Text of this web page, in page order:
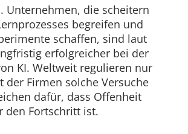
Unternehmen, die scheitern
begreifen und
schaffen, sind laut
erfolgreicher bei der
KI. Weltweit regulieren nur
der Firmen solche Versuche
dafür, dass Offenheit
den Fortschritt ist.